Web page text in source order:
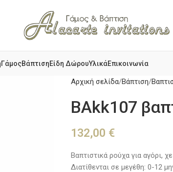
ΓάμοςΒάπτισηΕίδη ΔώρουΥλικάΕπικοινωνία
Αρχική σελίδα Βάπτιση
BAkk107
132,00 €
Βαπτιστικά ρούχα για αγόρι,
Διατίθενται σε μεγέθη: 0-12